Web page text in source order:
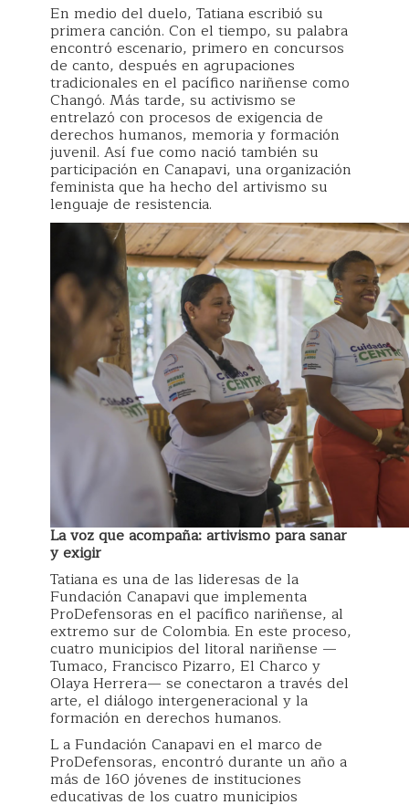
En medio del duelo, Tatiana escribió su
primera canción. Con el tiempo, su palabra
encontró escenario, primero en concursos
de canto, después en agrupaciones
tradicionales en el pacífico nariñense como
Changó. Más tarde, su activismo se
entrelazó con procesos de exigencia de
derechos humanos, memoria y formación
juvenil. Así fue como nació también su
participación en Canapavi, una organización
feminista que ha hecho del artivismo su
lenguaje de resistencia.
La voz que acompaña: artivismo para sanar
y exigir
Tatiana es una de las lideresas de la
Fundación Canapavi que implementa
ProDefensoras en el pacífico nariñense, al
extremo sur de Colombia. En este proceso,
cuatro municipios del litoral nariñense —
Tumaco, Francisco Pizarro, El Charco y
Olaya Herrera— se conectaron a través del
arte, el diálogo intergeneracional y la
formación en derechos humanos.
L a Fundación Canapavi en el marco de
ProDefensoras, encontró durante un año a
más de 160 jóvenes de instituciones
educativas de los cuatro municipios